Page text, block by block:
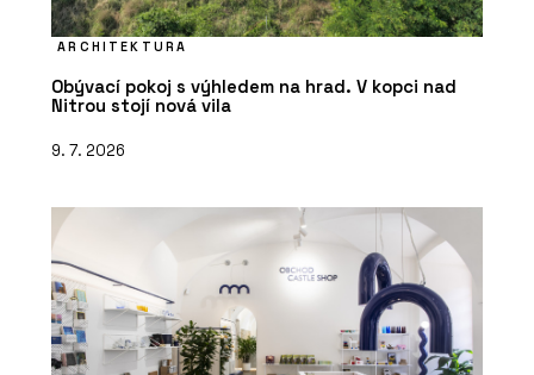
Bytová věž na pobřeží Portugalska.
Její fasáda vychází z rytmu lodních
kontejnerů
ARCHITEKTURA
Obývací pokoj s výhledem na hrad. V kopci nad
Nitrou stojí nová vila
9. 7. 2026